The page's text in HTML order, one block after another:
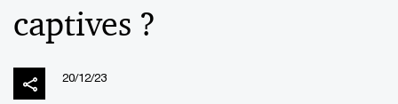
captives ?
20/12/23